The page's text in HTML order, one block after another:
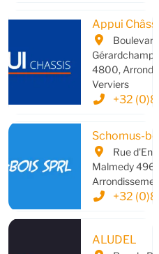
Appui Châssis
Boulevard
4800,
Verviers
+32
Schomus-
Rue d'En
Malmedy
+32 (0)8
ALUDEL